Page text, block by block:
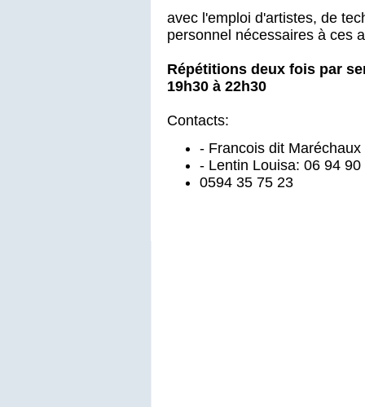
avec l'emploi d'artistes, de
personnel nécessaires à ces
Répétitions deux fois par
19h30 à 22h30
Contacts:
- Francois dit
- Lentin Louisa: 06 94 90
0594 35 75 23